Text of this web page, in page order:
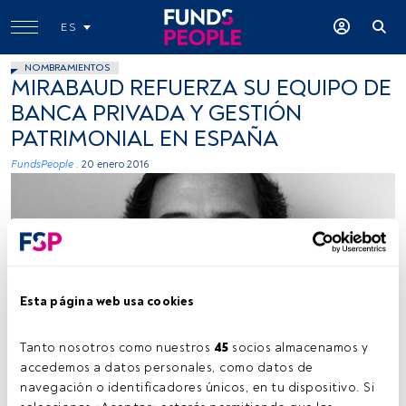
Esta página web usa cookies
Tanto nosotros como nuestros 45 socios almacenamos y
accedemos a datos personales, como datos de
navegación o identificadores únicos, en tu dispositivo. Si
ES
NOMBRAMIENTOS
MIRABAUD REFUERZA SU EQUIPO DE
BANCA PRIVADA Y GESTIÓN
PATRIMONIAL EN ESPAÑA
FundsPeople . 20 enero 2016
Tiempo lectura: 2 min.